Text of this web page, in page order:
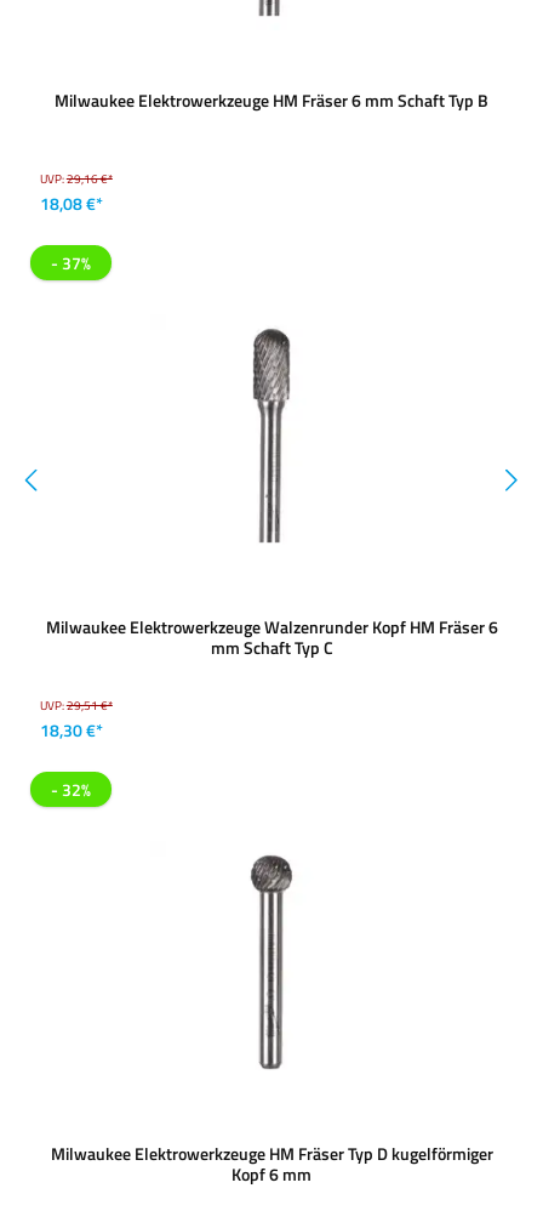
Milwaukee Elektrowerkzeuge HM Fräser 6 mm Schaft Typ B
UVP:29,16 €*
18,08 €*
- 37%
Milwaukee Elektrowerkzeuge Walzenrunder Kopf HM Fräser 6
mm Schaft Typ C
UVP:29,51 €*
18,30 €*
- 32%
Milwaukee Elektrowerkzeuge HM Fräser Typ D kugelförmiger
Kopf 6 mm